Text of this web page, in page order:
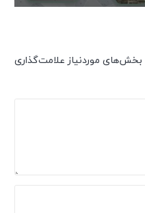
بخش‌های موردنیاز علامت‌گذاری